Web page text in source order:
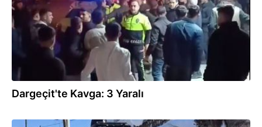
Dargeçit'te Kavga: 3 Yaralı